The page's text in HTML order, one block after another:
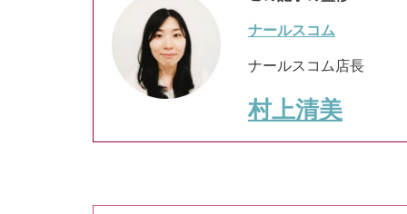
ナールスコム
ナールスコム店長
村上清美